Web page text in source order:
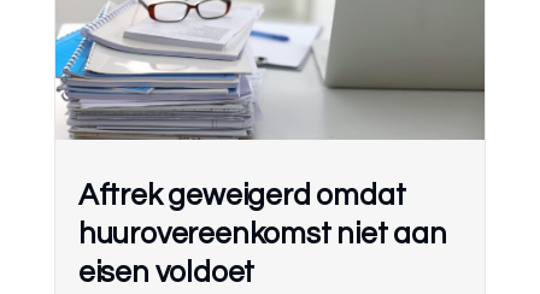
Aftrek geweigerd omdat
huurovereenkomst niet aan
eisen voldoet